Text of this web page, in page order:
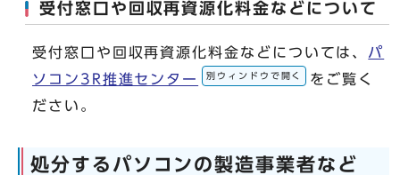
受付窓口や回収再資源化料金などについて
受付窓口や回収再資源化料金などについては、 パ
ソコン3R推進センター
別ウィンドウで開く
をご覧く
ださい。
処分するパソコンの製造事業者など